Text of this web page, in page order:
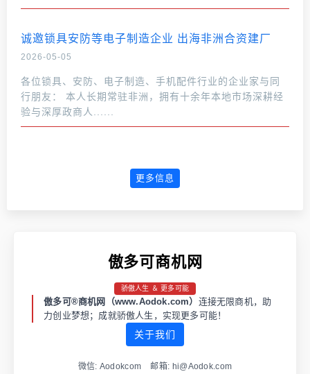
诚邀锁具安防等电子制造企业 出海非洲合资建厂
2026-05-05
各位锁具、安防、电子制造、手机配件行业的企业家与同
行朋友： 本人长期常驻非洲，拥有十余年本地市场深耕经
验与深厚政商人......
更多信息
傲多可商机网
骄傲人生 ＆ 更多可能
傲多可®商机网（www.Aodok.com） 连接无限商机，助
力创业梦想；成就骄傲人生，实现更多可能！
关于我们
微信: Aodokcom 邮箱: hi@Aodok.com